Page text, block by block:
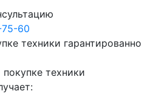
60
техники гарантированно
техники